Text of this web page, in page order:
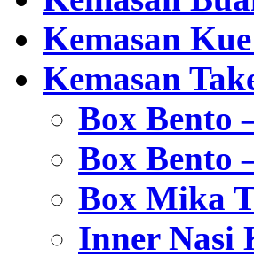
Kemasan
Kemasan
Box Bento
Box Bento
Box Mika
Inner Nasi